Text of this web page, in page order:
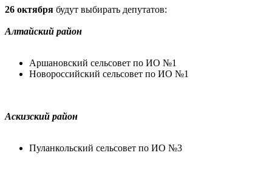
26 октября будут выбирать депутатов:
Алтайский район
Аршановский сельсовет по ИО №1
Новороссийский сельсовет по ИО №1
Аскизский район
Пуланкольский сельсовет по ИО №3